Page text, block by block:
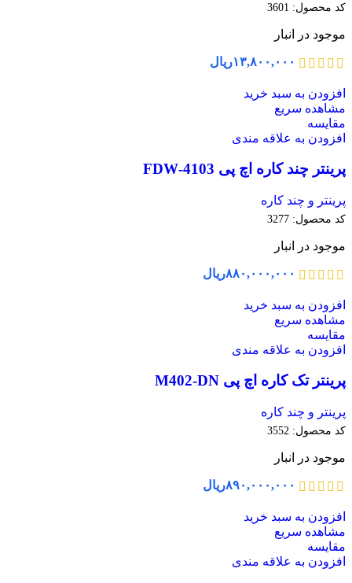
کد محصول: 3601
موجود در انبار
۱۳,۸۰۰,۰۰۰ریال
افزودن به سبد خرید
مشاهده سریع
مقایسه
افزودن به علاقه مندی
پرینتر چند کاره اچ پی 4103-FDW
پرینتر و چند کاره
کد محصول: 3277
موجود در انبار
۸۸۰,۰۰۰,۰۰۰ریال
افزودن به سبد خرید
مشاهده سریع
مقایسه
افزودن به علاقه مندی
پرینتر تک کاره اچ پی M402-DN
پرینتر و چند کاره
کد محصول: 3552
موجود در انبار
۸۹۰,۰۰۰,۰۰۰ریال
افزودن به سبد خرید
مشاهده سریع
مقایسه
افزودن به علاقه مندی